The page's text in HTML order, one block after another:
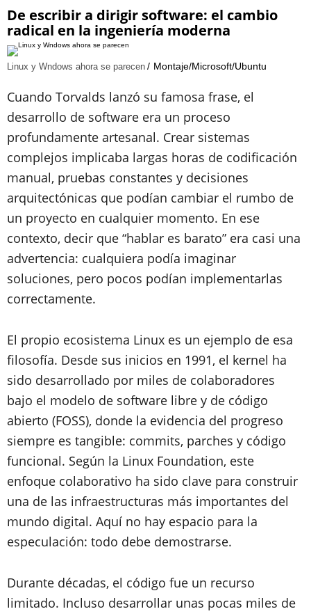
De escribir a dirigir software: el cambio
radical en la ingeniería moderna
Linux y Wndows ahora se parecen Montaje/Microsoft/Ubuntu
Cuando Torvalds lanzó su famosa frase, el
desarrollo de software era un proceso
profundamente artesanal. Crear sistemas
complejos implicaba largas horas de codificación
manual, pruebas constantes y decisiones
arquitectónicas que podían cambiar el rumbo de
un proyecto en cualquier momento. En ese
contexto, decir que “hablar es barato” era casi una
advertencia: cualquiera podía imaginar
soluciones, pero pocos podían implementarlas
correctamente.
El propio ecosistema Linux es un ejemplo de esa
filosofía. Desde sus inicios en 1991, el kernel ha
sido desarrollado por miles de colaboradores
bajo el modelo de software libre y de código
abierto (FOSS), donde la evidencia del progreso
siempre es tangible: commits, parches y código
funcional. Según la Linux Foundation, este
enfoque colaborativo ha sido clave para construir
una de las infraestructuras más importantes del
mundo digital. Aquí no hay espacio para la
especulación: todo debe demostrarse.
Durante décadas, el código fue un recurso
limitado. Incluso desarrollar unas pocas miles de